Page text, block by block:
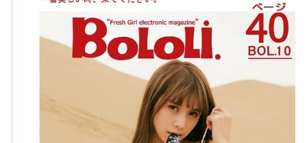
[XIUREN秀人网]2022.01.19 VOL.4481 月音瞳[93+1P／
佳佳拖把 – 微密圈写真&视频合集【持续更新中】